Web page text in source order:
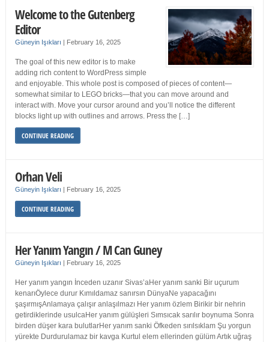
Welcome to the Gutenberg
Editor
Güneyin Işıkları | February 16, 2025
The goal of this new editor is to make
adding rich content to WordPress simple
and enjoyable. This whole post is composed of pieces of content—
somewhat similar to LEGO bricks—that you can move around and
interact with. Move your cursor around and you’ll notice the different
blocks light up with outlines and arrows. Press the […]
CONTINUE READING
Orhan Veli
Güneyin Işıkları | February 16, 2025
CONTINUE READING
Her Yanım Yangın / M Can Guney
Güneyin Işıkları | February 16, 2025
Her yanım yangın İnceden uzanır Sivas’aHer yanım sanki Bir uçurum
kenarıÖylece durur Kımıldamaz sanırsın DünyaNe yapacağını
şaşırmışAnlamaya çalışır anlaşılmazı Her yanım özlem Birikir bir nehrin
getirdiklerinde usulcaHer yanım gülüşleri Sımsıcak sarılır boynuma Sonra
birden düşer kara bulutlarHer yanım sanki Öfkeden sırılsıklam Şu yorgun
yürekte Durdurulamaz bir kavga Kurtul elem ellerinden gülüm Artık uğraş